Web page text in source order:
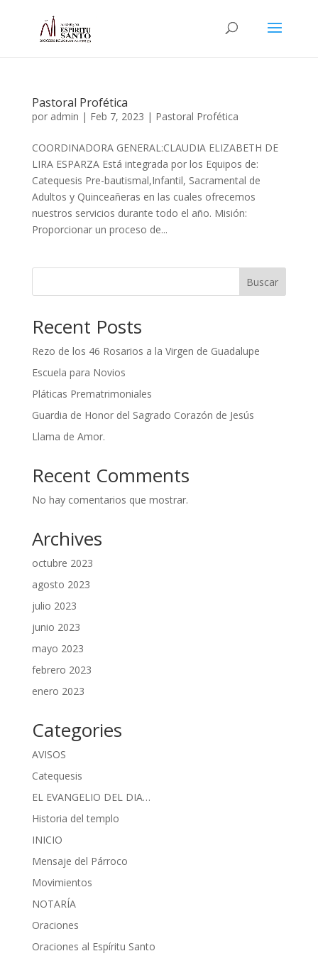
Pastoral Profética
por admin | Feb 7, 2023 | Pastoral Profética
COORDINADORA GENERAL:CLAUDIA ELIZABETH DE
LIRA ESPARZA Está integrada por los Equipos de:
Catequesis Pre-bautismal,Infantil, Sacramental de
Adultos y Quinceañeras en las cuales ofrecemos
nuestros servicios durante todo el año. Misión:
Proporcionar un proceso de...
Buscar
Recent Posts
Rezo de los 46 Rosarios a la Virgen de Guadalupe
Escuela para Novios
Pláticas Prematrimoniales
Guardia de Honor del Sagrado Corazón de Jesús
Llama de Amor.
Recent Comments
No hay comentarios que mostrar.
Archives
octubre 2023
agosto 2023
julio 2023
junio 2023
mayo 2023
febrero 2023
enero 2023
Categories
AVISOS
Catequesis
EL EVANGELIO DEL DIA…
Historia del templo
INICIO
Mensaje del Párroco
Movimientos
NOTARÍA
Oraciones
Oraciones al Espíritu Santo